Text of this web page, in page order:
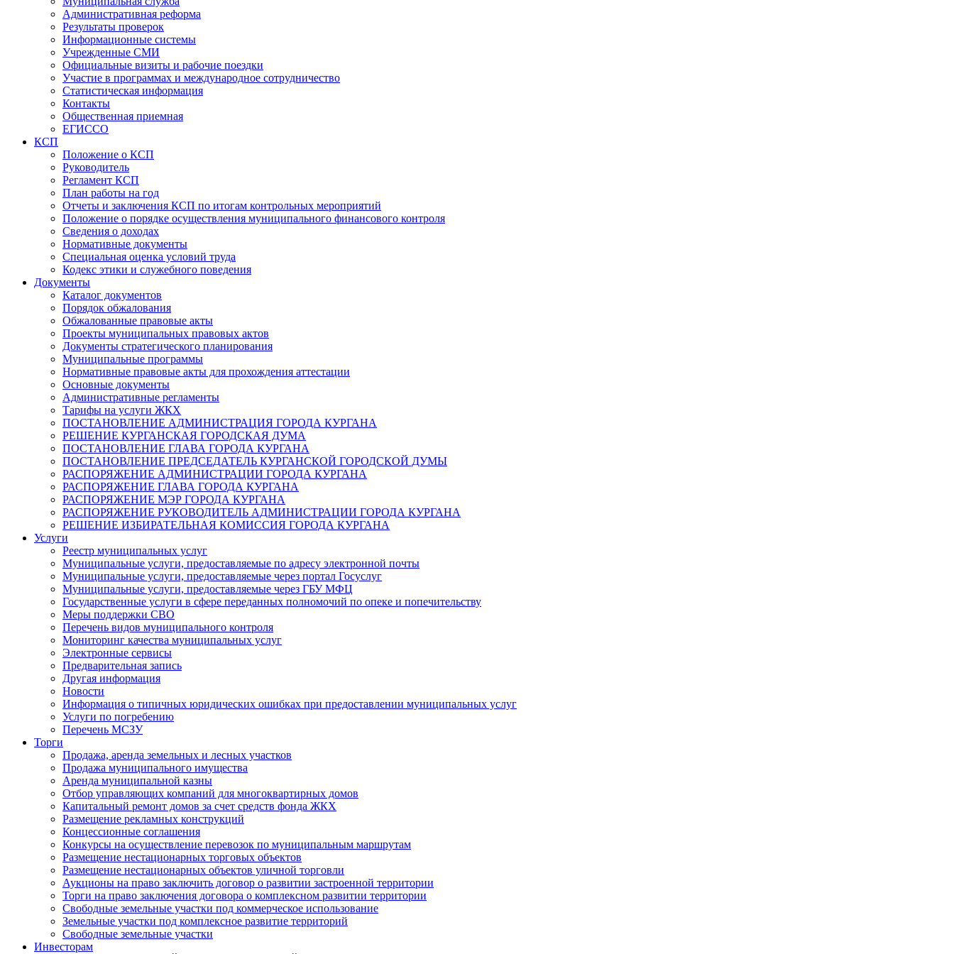
Административная реформа
Результаты проверок
Информационные системы
Учрежденные СМИ
Официальные визиты и рабочие поездки
Участие в программах и международное сотрудничество
Статистическая информация
Контакты
Общественная приемная
ЕГИССО
КСП
Положение о КСП
Руководитель
Регламент КСП
План работы на год
Отчеты и заключения КСП по итогам контрольных мероприятий
Положение о порядке осуществления муниципального финансового контроля
Сведения о доходах
Нормативные документы
Специальная оценка условий труда
Кодекс этики и служебного поведения
Документы
Каталог документов
Порядок обжалования
Обжалованные правовые акты
Проекты муниципальных правовых актов
Документы стратегического планирования
Муниципальные программы
Нормативные правовые акты для прохождения аттестации
Основные документы
Административные регламенты
Тарифы на услуги ЖКХ
ПОСТАНОВЛЕНИЕ АДМИНИСТРАЦИЯ ГОРОДА КУРГАНА
РЕШЕНИЕ КУРГАНСКАЯ ГОРОДСКАЯ ДУМА
ПОСТАНОВЛЕНИЕ ГЛАВА ГОРОДА КУРГАНА
ПОСТАНОВЛЕНИЕ ПРЕДСЕДАТЕЛЬ КУРГАНСКОЙ ГОРОДСКОЙ ДУМЫ
РАСПОРЯЖЕНИЕ АДМИНИСТРАЦИИ ГОРОДА КУРГАНА
РАСПОРЯЖЕНИЕ ГЛАВА ГОРОДА КУРГАНА
РАСПОРЯЖЕНИЕ МЭР ГОРОДА КУРГАНА
РАСПОРЯЖЕНИЕ РУКОВОДИТЕЛЬ АДМИНИСТРАЦИИ ГОРОДА КУРГАНА
РЕШЕНИЕ ИЗБИРАТЕЛЬНАЯ КОМИССИЯ ГОРОДА КУРГАНА
Услуги
Реестр муниципальных услуг
Муниципальные услуги, предоставляемые по адресу электронной почты
Муниципальные услуги, предоставляемые через портал Госуслуг
Муниципальные услуги, предоставляемые через ГБУ МФЦ
Государственные услуги в сфере переданных полномочий по опеке и попечительству
Меры поддержки СВО
Перечень видов муниципального контроля
Мониторинг качества муниципальных услуг
Электронные сервисы
Предварительная запись
Другая информация
Новости
Информация о типичных юридических ошибках при предоставлении муниципальных услуг
Услуги по погребению
Перечень МСЗУ
Торги
Продажа, аренда земельных и лесных участков
Продажа муниципального имущества
Аренда муниципальной казны
Отбор управляющих компаний для многоквартирных домов
Капитальный ремонт домов за счет средств фонда ЖКХ
Размещение рекламных конструкций
Концессионные соглашения
Конкурсы на осуществление перевозок по муниципальным маршрутам
Размещение нестационарных торговых объектов
Размещение нестационарных объектов уличной торговли
Аукционы на право заключить договор о развитии застроенной территории
Торги на право заключения договора о комплексном развитии территории
Свободные земельные участки под коммерческое использование
Земельные участки под комплексное развитие территорий
Свободные земельные участки
Инвесторам